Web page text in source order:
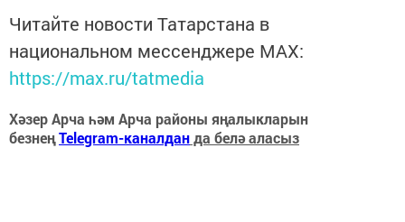
Читайте новости Татарстана в
национальном мессенджере MАХ:
https://max.ru/tatmedia
Хәзер Арча һәм Арча районы яңалыкларын
безнеңTelegram-каналданда белә аласыз